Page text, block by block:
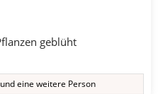
geblüht
und eine weitere Person